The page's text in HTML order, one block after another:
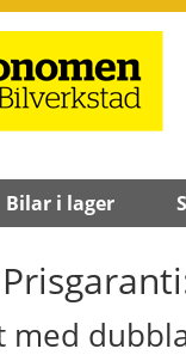
Bilar i lager
med